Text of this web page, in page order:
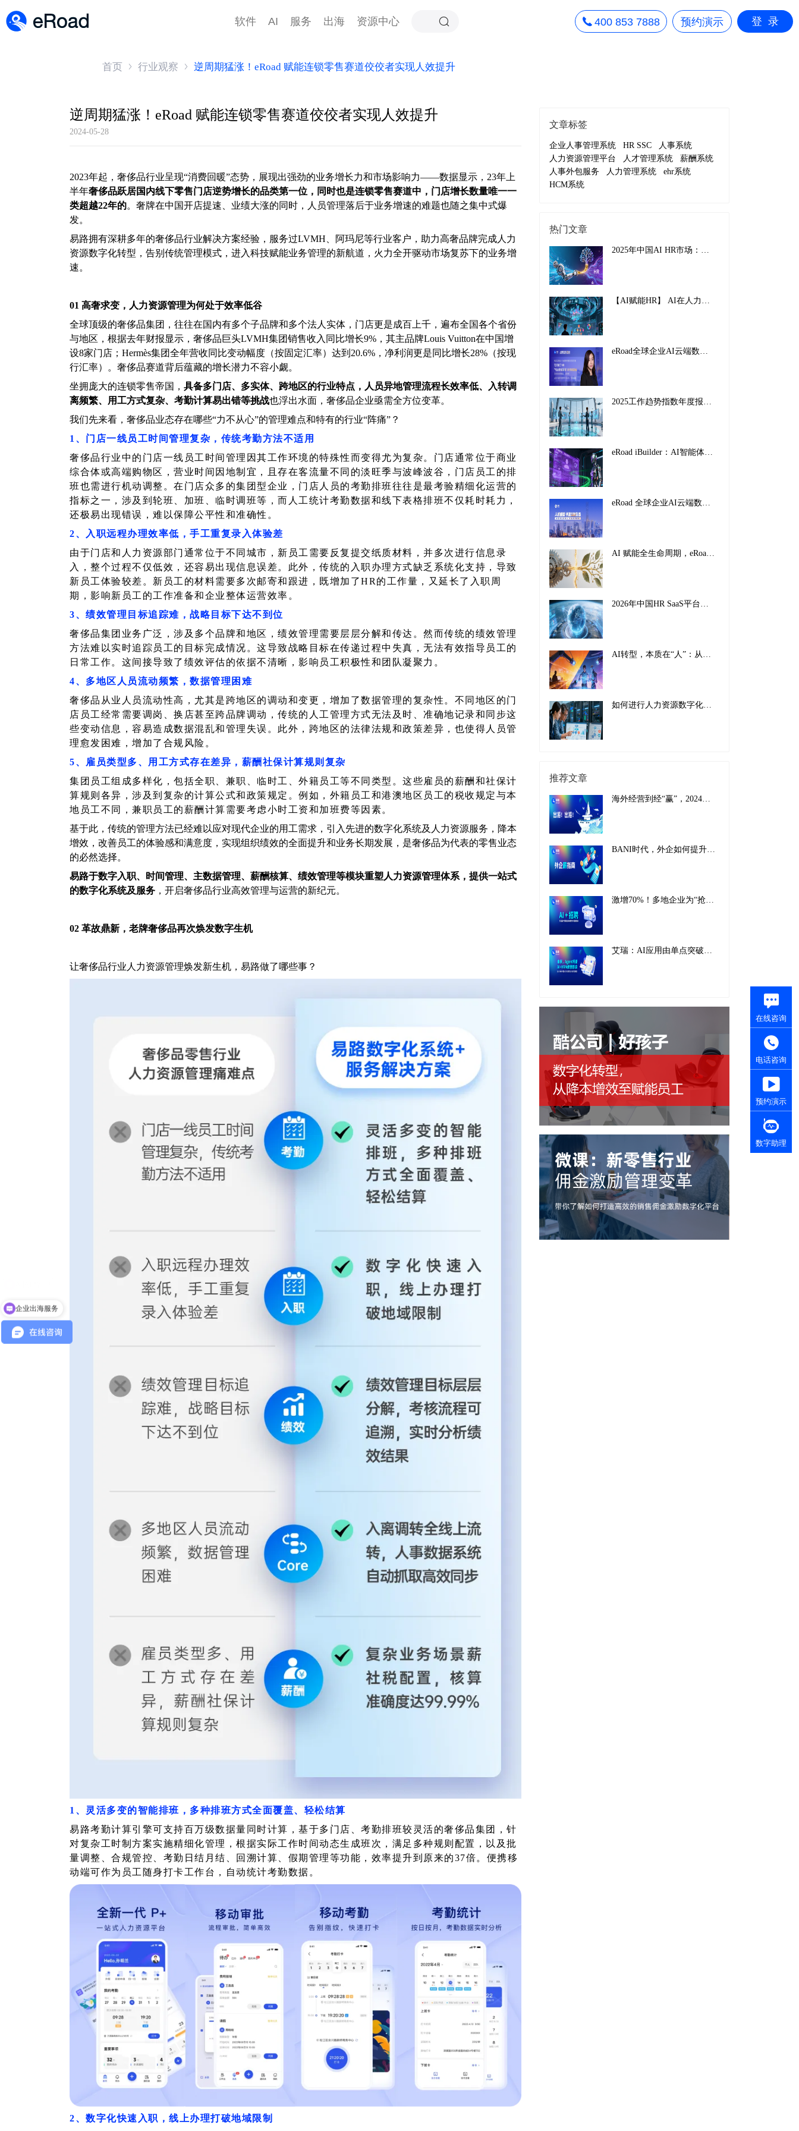
软件 AI 服务 出海 资源中心 400 853 7888 预约演示 登录
首页 行业观察 逆周期猛涨！eRoad 赋能连锁零售赛道佼佼者实现人效提升
逆周期猛涨！eRoad 赋能连锁零售赛道佼佼者实现人效提升
2024-05-28
2023年起，奢侈品行业呈现“消费回暖”态势，展现出强劲的业务增长力和市场影响力——数据显示，23年上
半年奢侈品跃居国内线下零售门店逆势增长的品类第一位，同时也是连锁零售赛道中，门店增长数量唯一一
类超越22年的。奢牌在中国开店提速、业绩大涨的同时，人员管理落后于业务增速的难题也随之集中式爆
发。
易路拥有深耕多年的奢侈品行业解决方案经验，服务过LVMH、阿玛尼等行业客户，助力高奢品牌完成人力
资源数字化转型，告别传统管理模式，进入科技赋能业务管理的新航道，火力全开驱动市场复苏下的业务增
速。
01 高奢求变，人力资源管理为何处于效率低谷
全球顶级的奢侈品集团，往往在国内有多个子品牌和多个法人实体，门店更是成百上千，遍布全国各个省份
与地区，根据去年财报显示，奢侈品巨头LVMH集团销售收入同比增长9%，其主品牌Louis Vuitton在中国增
设8家门店；Hermès集团全年营收同比变动幅度（按固定汇率）达到20.6%，净利润更是同比增长28%（按现
行汇率）。奢侈品赛道背后蕴藏的增长潜力不容小觑。
坐拥庞大的连锁零售帝国， 具备多门店、多实体、跨地区的行业特点，人员异地管理流程长效率低、入转调
离频繁、用工方式复杂、考勤计算易出错等挑战也浮出水面，奢侈品企业亟需全方位变革。
我们先来看，奢侈品业态存在哪些“力不从心”的管理难点和特有的行业“阵痛”？
1、门店一线员工时间管理复杂，传统考勤方法不适用
奢侈品行业中的门店一线员工时间管理因其工作环境的特殊性而变得尤为复杂。门店通常位于商业
综合体或高端购物区，营业时间因地制宜，且存在客流量不同的淡旺季与波峰波谷，门店员工的排
班也需进行机动调整。在门店众多的集团型企业，门店人员的考勤排班往往是最考验精细化运营的
指标之一，涉及到轮班、加班、临时调班等，而人工统计考勤数据和线下表格排班不仅耗时耗力，
还极易出现错误，难以保障公平性和准确性。
2、入职远程办理效率低，手工重复录入体验差
由于门店和人力资源部门通常位于不同城市，新员工需要反复提交纸质材料，并多次进行信息录
入，整个过程不仅低效，还容易出现信息误差。此外，传统的入职办理方式缺乏系统化支持，导致
新员工体验较差。新员工的材料需要多次邮寄和跟进，既增加了HR的工作量，又延长了入职周
期，影响新员工的工作准备和企业整体运营效率。
3、绩效管理目标追踪难，战略目标下达不到位
奢侈品集团业务广泛，涉及多个品牌和地区，绩效管理需要层层分解和传达。然而传统的绩效管理
方法难以实时追踪员工的目标完成情况。这导致战略目标在传递过程中失真，无法有效指导员工的
日常工作。这间接导致了绩效评估的依据不清晰，影响员工积极性和团队凝聚力。
4、多地区人员流动频繁，数据管理困难
奢侈品从业人员流动性高，尤其是跨地区的调动和变更，增加了数据管理的复杂性。不同地区的门
店员工经常需要调岗、换店甚至跨品牌调动，传统的人工管理方式无法及时、准确地记录和同步这
些变动信息，容易造成数据混乱和管理失误。此外，跨地区的法律法规和政策差异，也使得人员管
理愈发困难，增加了合规风险。
5、雇员类型多、用工方式存在差异，薪酬社保计算规则复杂
集团员工组成多样化，包括全职、兼职、临时工、外籍员工等不同类型。这些雇员的薪酬和社保计
算规则各异，涉及到复杂的计算公式和政策规定。例如，外籍员工和港澳地区员工的税收规定与本
地员工不同，兼职员工的薪酬计算需要考虑小时工资和加班费等因素。
基于此，传统的管理方法已经难以应对现代企业的用工需求，引入先进的数字化系统及人力资源服务，降本
增效，改善员工的体验感和满意度，实现组织绩效的全面提升和业务长期发展，是奢侈品为代表的零售业态
的必然选择。
易路于数字入职、时间管理、主数据管理、薪酬核算、绩效管理等模块重塑人力资源管理体系，提供一站式
的数字化系统及服务 ，开启奢侈品行业高效管理与运营的新纪元。
02 革故鼎新，老牌奢侈品再次焕发数字生机
让奢侈品行业人力资源管理焕发新生机，易路做了哪些事？
1、灵活多变的智能排班，多种排班方式全面覆盖、轻松结算
易路考勤计算引擎可支持百万级数据量同时计算，基于多门店、考勤排班较灵活的奢侈品集团，针
对复杂工时制方案实施精细化管理，根据实际工作时间动态生成班次，满足多种规则配置，以及批
量调整、合规管控、考勤日结月结、回溯计算、假期管理等功能，效率提升到原来的37倍。便携移
动端可作为员工随身打卡工作台，自动统计考勤数据。
2、数字化快速入职，线上办理打破地域限制
文章标签
企业人事管理系统 HR SSC
人事系统
人力资源管理平台
人才管理系统
薪酬系统
人事外包服务
人力管理系统
ehr系统
HCM系统
热门文章
推荐文章
在线咨询
电话咨询
预约演示
数字助理
企业出海服务